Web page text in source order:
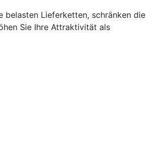
belasten Lieferketten, schränken die
Sie Ihre Attraktivität als